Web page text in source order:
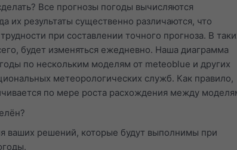
Все прогнозы погоды вычисляются
их результаты существенно различаются, что
при составлении точного прогноза. В
будет изменяться ежедневно. Наша диаграмма
по нескольким моделям от meteoblue и других
метеорологических служб. Как правило,
по мере роста расхождения между
ваших решений, которые будут выполнимы при